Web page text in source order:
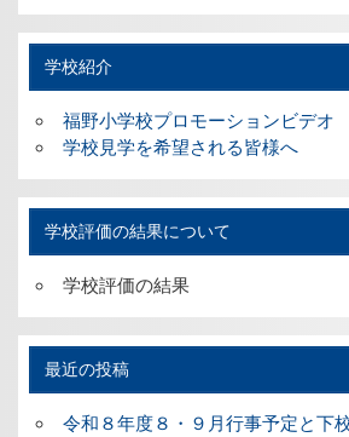
学校紹介
福野小学校プロモーションビデオ
学校見学を希望される皆様へ
学校評価の結果について
学校評価の結果
最近の投稿
令和８年度８・９月行事予定と下